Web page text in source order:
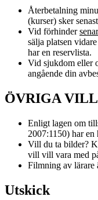
Återbetalning
(kurser) sker
Vid förhinder
sälja platsen
har en reservlista.
Vid sjukdom eller
angående din
ÖVRIGA
Enligt lagen om
2007:1150) har en
Vill du ta bilder?
vill vill vara med
Filmning av lärare
Utskick